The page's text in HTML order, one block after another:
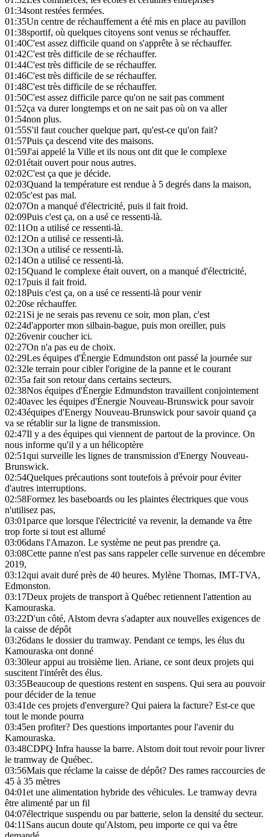
01:34sont restées fermées.
01:35Un centre de réchauffement a été mis en place au pavillon
01:38sportif, où quelques citoyens sont venus se réchauffer.
01:40C'est assez difficile quand on s'apprête à se réchauffer.
01:42C'est très difficile de se réchauffer.
01:44C'est très difficile de se réchauffer.
01:46C'est très difficile de se réchauffer.
01:48C'est très difficile de se réchauffer.
01:50C'est assez difficile parce qu'on ne sait pas comment
01:52ça va durer longtemps et on ne sait pas où on va aller
01:54non plus.
01:55S'il faut coucher quelque part, qu'est-ce qu'on fait?
01:57Puis ça descend vite des maisons.
01:59J'ai appelé la Ville et ils nous ont dit que le complexe
02:01était ouvert pour nous autres.
02:02C'est ça que je décide.
02:03Quand la température est rendue à 5 degrés dans la maison,
02:05c'est pas mal.
02:07On a manqué d'électricité, puis il fait froid.
02:09Puis c'est ça, on a usé ce ressenti-là.
02:11On a utilisé ce ressenti-là.
02:12On a utilisé ce ressenti-là.
02:13On a utilisé ce ressenti-là.
02:14On a utilisé ce ressenti-là.
02:15Quand le complexe était ouvert, on a manqué d'électricité,
02:17puis il fait froid.
02:18Puis c'est ça, on a usé ce ressenti-là pour venir
02:20se réchauffer.
02:21Si je ne serais pas revenu ce soir, mon plan, c'est
02:24d'apporter mon silbain-bague, puis mon oreiller, puis
02:26venir coucher ici.
02:27On n'a pas eu de choix.
02:29Les équipes d'Énergie Edmundston ont passé la journée sur
02:32le terrain pour cibler l'origine de la panne et le courant
02:35a fait son retour dans certains secteurs.
02:38Nos équipes d'Énergie Edmundston travaillent conjointement
02:40avec les équipes d'Énergie Nouveau-Brunswick pour savoir
02:43équipes d'Energy Nouveau-Brunswick pour savoir quand ça
va se rétablir sur la ligne de transmission.
02:47Il y a des équipes qui viennent de partout de la province. On
nous informe qu'il y a un hélicoptère
02:51qui surveille les lignes de transmission d'Energy Nouveau-
Brunswick.
02:54Quelques précautions sont toutefois à prévoir pour éviter
d'autres interruptions.
02:58Formez les baseboards ou les plaintes électriques que vous
n'utilisez pas,
03:01parce que lorsque l'électricité va revenir, la demande va être
trop forte si tout est allumé
03:06dans l'Amazon. Le système ne peut pas prendre ça.
03:08Cette panne n'est pas sans rappeler celle survenue en décembre
2019,
03:12qui avait duré près de 40 heures. Mylène Thomas, IMT-TVA,
Edmonston.
03:17Deux projets de transport à Québec retiennent l'attention au
Kamouraska.
03:22D'un côté, Alstom devra s'adapter aux nouvelles exigences de
la caisse de dépôt
03:26dans le dossier du tramway. Pendant ce temps, les élus du
Kamouraska ont donné
03:30leur appui au troisième lien. Ariane, ce sont deux projets qui
suscitent l'intérêt des élus.
03:35Beaucoup de questions restent en suspens. Qui sera au pouvoir
pour décider de la tenue
03:41de ces projets d'envergure? Qui paiera la facture? Est-ce que
tout le monde pourra
03:45en profiter? Des questions importantes pour l'avenir du
Kamouraska.
03:48CDPQ Infra hausse la barre. Alstom doit tout revoir pour livrer
le tramway de Québec.
03:56Mais que réclame la caisse de dépôt? Des rames raccourcies de
45 à 35 mètres
04:01et une alimentation hybride des véhicules. Le tramway devra
être alimenté par un fil
04:07électrique suspendu ou par batterie, selon la densité du secteur.
04:11Sans aucun doute qu'Alstom, peu importe ce qui va être